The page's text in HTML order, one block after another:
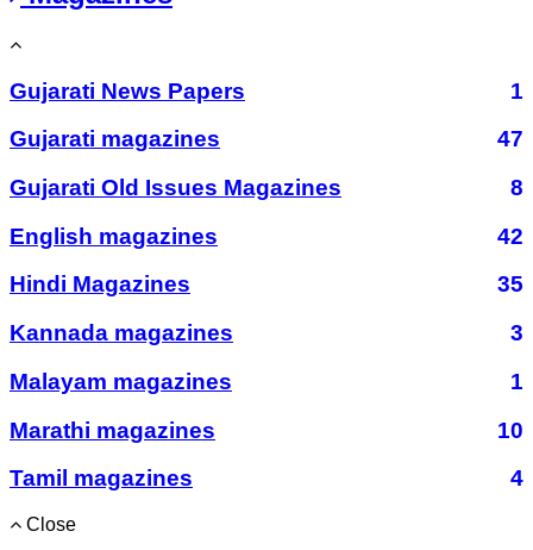
Gujarati News Papers
1
Gujarati magazines
47
Gujarati Old Issues Magazines
8
English magazines
42
Hindi Magazines
35
Kannada magazines
3
Malayam magazines
1
Marathi magazines
10
Tamil magazines
4
Close